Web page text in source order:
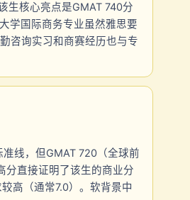
生核心亮点是GMAT 740分
学国际商务专业虽然雅思要
咨询实习和商赛经历也与专
线，但GMAT 720（全球前
分直接证明了该生的商业分
高（通常7.0）。软背景中